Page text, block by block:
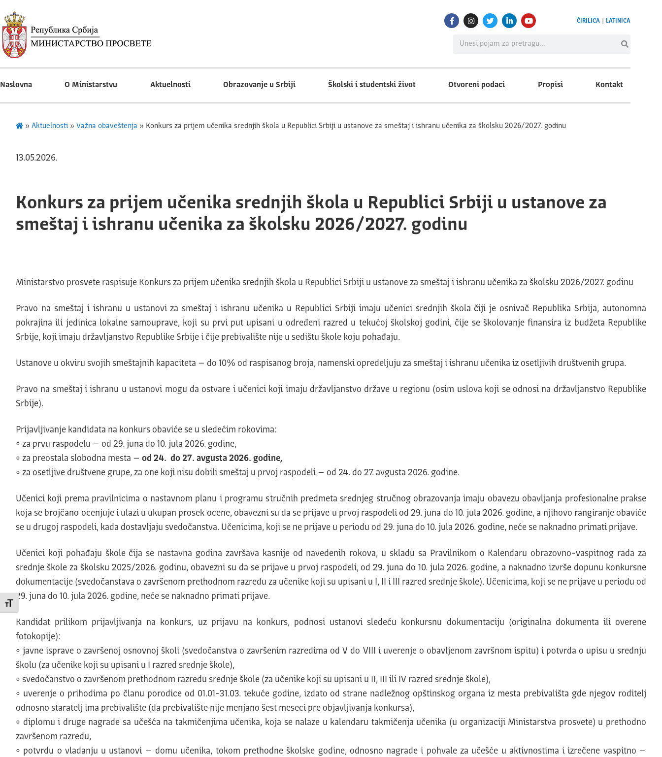
Promeni veličinu slova
ĆIRILICA LATINICA
Naslovna O Ministarstvu Aktuelnosti Obrazovanje u Srbiji Školski i studentski život Otvoreni podaci Propisi Kontakt
» Aktuelnosti» Važna obaveštenja » Konkurs za prijem učenika srednjih škola u Republici Srbiji u ustanove za smeštaj i ishranu učenika za školsku 2026/2027. godinu
13.05.2026.
Konkurs za prijem učenika srednjih škola u Republici Srbiji u ustanove za
smeštaj i ishranu učenika za školsku 2026/2027. godinu
Ministarstvo prosvete raspisuje Konkurs za prijem učenika srednjih škola u Republici Srbiji u ustanove za smeštaj i ishranu učenika za školsku 2026/2027. godinu
Pravo na smeštaj i ishranu u ustanovi za smeštaj i ishranu učenika u Republici Srbiji imaju učenici srednjih škola čiji je osnivač Republika Srbija, autonomna
pokrajina ili jedinica lokalne samouprave, koji su prvi put upisani u određeni razred u tekućoj školskoj godini, čije se školovanje finansira iz budžeta Republike
Srbije, koji imaju državljanstvo Republike Srbije i čije prebivalište nije u sedištu škole koju pohađaju.
Ustanove u okviru svojih smeštajnih kapaciteta – do 10% od raspisanog broja, namenski opredeljuju za smeštaj i ishranu učenika iz osetljivih društvenih grupa.
Pravo na smeštaj i ishranu u ustanovi mogu da ostvare i učenici koji imaju državljanstvo države u regionu (osim uslova koji se odnosi na državljanstvo Republike
Srbije).
Prijavljivanje kandidata na konkurs obaviće se u sledećim rokovima:
• za prvu raspodelu – od 29. juna do 10. jula 2026. godine,
• za preostala slobodna mesta – od 24. do 27. avgusta 2026. godine,
• za osetljive društvene grupe, za one koji nisu dobili smeštaj u prvoj raspodeli – od 24. do 27. avgusta 2026. godine.
Učenici koji prema pravilnicima o nastavnom planu i programu stručnih predmeta srednjeg stručnog obrazovanja imaju obavezu obavljanja profesionalne prakse
koja se brojčano ocenjuje i ulazi u ukupan prosek ocene, obavezni su da se prijave u prvoj raspodeli od 29. juna do 10. jula 2026. godine, a njihovo rangiranje obaviće
se u drugoj raspodeli, kada dostavljaju svedočanstva. Učenicima, koji se ne prijave u periodu od 29. juna do 10. jula 2026. godine, neće se naknadno primati prijave.
Učenici koji pohađaju škole čija se nastavna godina završava kasnije od navedenih rokova, u skladu sa Pravilnikom o Kalendaru obrazovno-vaspitnog rada za
srednje škole za školsku 2025/2026. godinu, obavezni su da se prijave u prvoj raspodeli, od 29. juna do 10. jula 2026. godine, a naknadno izvrše dopunu konkursne
dokumentacije (svedočanstava o završenom prethodnom razredu za učenike koji su upisani u I, II i III razred srednje škole). Učenicima, koji se ne prijave u periodu od
29. juna do 10. jula 2026. godine, neće se naknadno primati prijave.
Kandidat prilikom prijavljivanja na konkurs, uz prijavu na konkurs, podnosi ustanovi sledeću konkursnu dokumentaciju (originalna dokumenta ili overene
fotokopije):
• javne isprave o završenoj osnovnoj školi (svedočanstva o završenim razredima od V do VIII i uverenje o obavljenom završnom ispitu) i potvrda o upisu u srednju
školu (za učenike koji su upisani u I razred srednje škole),
• svedočanstvo o završenom prethodnom razredu srednje škole (za učenike koji su upisani u II, III ili IV razred srednje škole),
• uverenje o prihodima po članu porodice od 01.01-31.03. tekuće godine, izdato od strane nadležnog opštinskog organa iz mesta prebivališta gde njegov roditelj
odnosno staratelj ima prebivalište (da prebivalište nije menjano šest meseci pre objavljivanja konkursa),
• diplomu i druge nagrade sa učešća na takmičenjima učenika, koja se nalaze u kalendaru takmičenja učenika (u organizaciji Ministarstva prosvete) u prethodno
završenom razredu,
• potvrdu o vladanju u ustanovi – domu učenika, tokom prethodne školske godine, odnosno nagrade i pohvale za učešće u aktivnostima i izrečene vaspitno –